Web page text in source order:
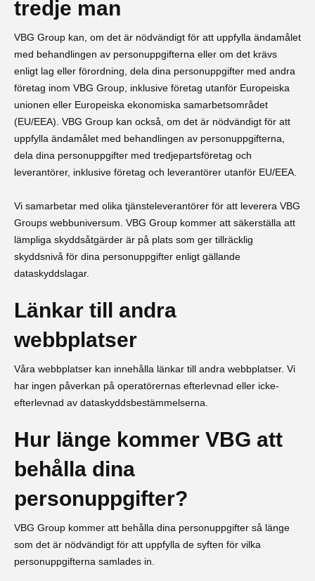
tredje man
VBG Group kan, om det är nödvändigt för att uppfylla ändamålet
med behandlingen av personuppgifterna eller om det krävs
enligt lag eller förordning, dela dina personuppgifter med andra
företag inom VBG Group, inklusive företag utanför Europeiska
unionen eller Europeiska ekonomiska samarbetsområdet
(EU/EEA). VBG Group kan också, om det är nödvändigt för att
uppfylla ändamålet med behandlingen av personuppgifterna,
dela dina personuppgifter med tredjepartsföretag och
leverantörer, inklusive företag och leverantörer utanför EU/EEA.
Vi samarbetar med olika tjänsteleverantörer för att leverera VBG
Groups webbuniversum. VBG Group kommer att säkerställa att
lämpliga skyddsåtgärder är på plats som ger tillräcklig
skyddsnivå för dina personuppgifter enligt gällande
dataskyddslagar.
Länkar till andra
webbplatser
Våra webbplatser kan innehålla länkar till andra webbplatser. Vi
har ingen påverkan på operatörernas efterlevnad eller icke-
efterlevnad av dataskyddsbestämmelserna.
Hur länge kommer VBG att
behålla dina
personuppgifter?
VBG Group kommer att behålla dina personuppgifter så länge
som det är nödvändigt för att uppfylla de syften för vilka
personuppgifterna samlades in.